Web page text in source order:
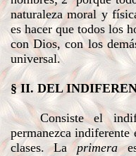
naturaleza moral y
es hacer que todos los
con Dios, con los
universal.
§ II. DEL
Consiste el
permanezca
clases. Laprimera